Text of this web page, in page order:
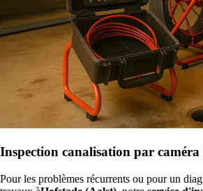
Inspection canalisation par caméra
Pour les problèmes récurrents ou pour un